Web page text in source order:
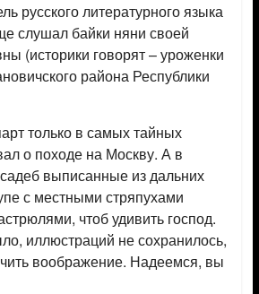
русского литературного языка
слушал байки няни своей
(историки говорят – уроженки
района Республики
только в самых тайных
о походе на Москву. А в
выписанные из дальних
с местными стряпухами
чтоб удивить господ.
иллюстраций не сохранилось,
воображение. Надеемся, вы